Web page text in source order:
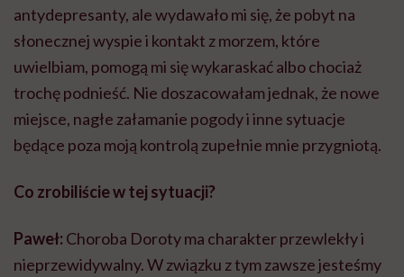
antydepresanty, ale wydawało mi się, że pobyt na
słonecznej wyspie i kontakt z morzem, które
uwielbiam, pomogą mi się wykaraskać albo chociaż
trochę podnieść. Nie doszacowałam jednak, że nowe
miejsce, nagłe załamanie pogody i inne sytuacje
będące poza moją kontrolą zupełnie mnie przygniotą.
Co zrobiliście w tej sytuacji?
Paweł: Choroba Doroty ma charakter przewlekły i
nieprzewidywalny. W związku z tym zawsze jesteśmy